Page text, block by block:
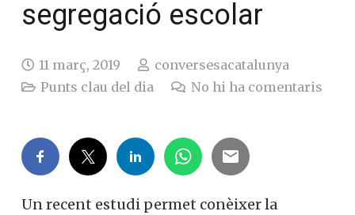
segregació escolar
11 març, 2019
conversesacatalunya
Punts clau del dia